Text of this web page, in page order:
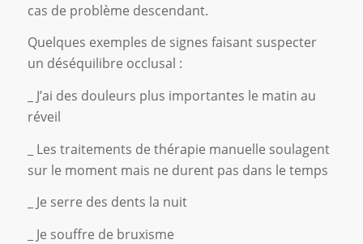
cas de problème descendant.
Quelques exemples de signes faisant suspecter
un déséquilibre occlusal :
_ J’ai des douleurs plus importantes le matin au
réveil
_ Les traitements de thérapie manuelle soulagent
sur le moment mais ne durent pas dans le temps
_ Je serre des dents la nuit
_ Je souffre de bruxisme